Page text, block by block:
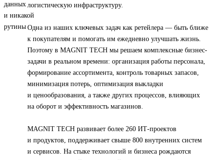
логистическую инфраструктуру.
Одна из наших ключевых задач как ретейлера — быть ближе
к покупателям и помогать им ежедневно улучшать жизнь.
Поэтому в MAGNIT TECH мы решаем комплексные бизнес-
задачи в реальном времени: организация работы персонала,
формирование ассортимента, контроль товарных запасов,
минимизация потерь, оптимизация выкладки
и ценообразования, а также других процессов, влияющих
на оборот и эффективность магазинов.
MAGNIT TECH развивает более 260 ИТ-проектов
и продуктов, поддерживает свыше 800 внутренних систем
и сервисов. На стыке технологий и бизнеса рождаются